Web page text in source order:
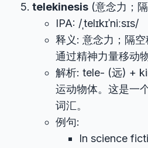
telekinesis (意念力；
IPA: /ˌtelɪkɪˈniːsɪs/
释义: 意念力；隔
通过精神力量移动
解析: tele- (远) +
运动物体。这是一
词汇。
例句:
In science